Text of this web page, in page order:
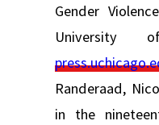
Gender
University
Randeraad,
in the